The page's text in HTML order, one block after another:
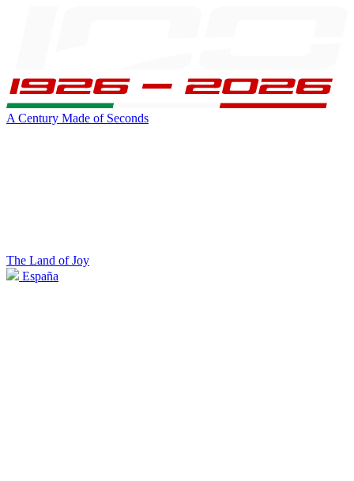
A Century Made of Seconds
The Land of Joy
España